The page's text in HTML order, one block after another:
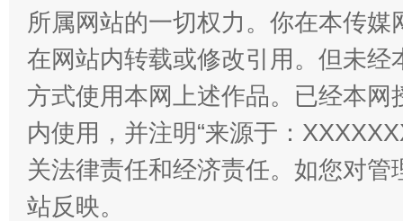
站台名比不上好声名
所属网站的一切权力。你在本传
在网站内转载或修改引用。但未
方式使用本网上述作品。已经本
内使用，并注明“来源于：
关法律责任和经济责任。如您对
站反映。